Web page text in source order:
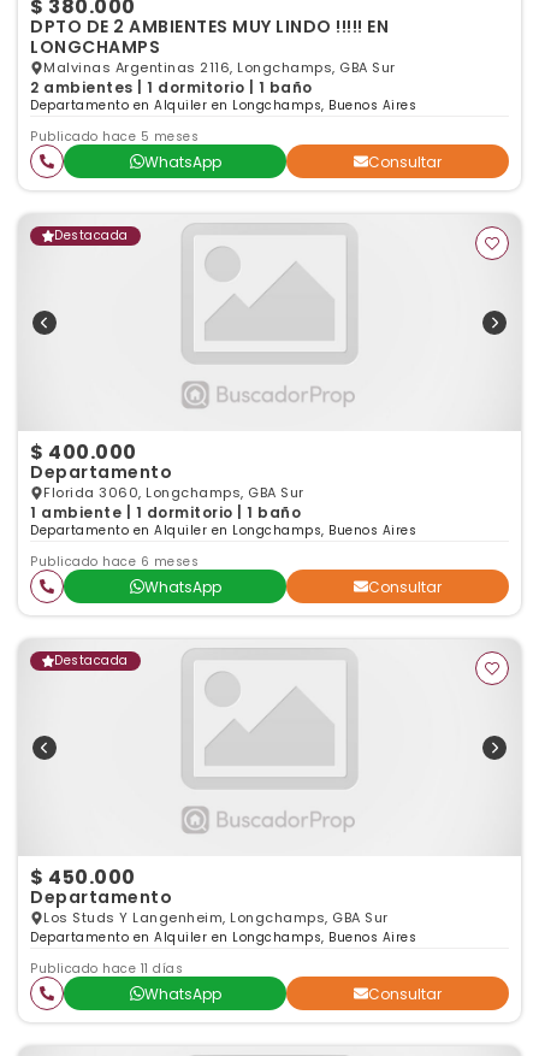
$ 380.000
DPTO DE 2 AMBIENTES MUY LINDO !!!!! EN
LONGCHAMPS
Malvinas Argentinas 2116, Longchamps, GBA Sur
2 ambientes | 1 dormitorio | 1 baño
Departamento en Alquiler en Longchamps, Buenos Aires
Publicado hace 5 meses
WhatsApp Consultar
Destacada
$ 400.000
Departamento
Florida 3060, Longchamps, GBA Sur
1 ambiente | 1 dormitorio | 1 baño
Departamento en Alquiler en Longchamps, Buenos Aires
Publicado hace 6 meses
WhatsApp Consultar
Destacada
$ 450.000
Departamento
Los Studs Y Langenheim, Longchamps, GBA Sur
Departamento en Alquiler en Longchamps, Buenos Aires
Publicado hace 11 días
WhatsApp Consultar